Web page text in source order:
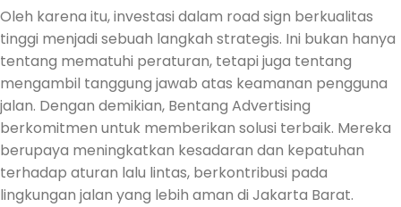
Oleh karena itu, investasi dalam road sign berkualitas
tinggi menjadi sebuah langkah strategis. Ini bukan hanya
tentang mematuhi peraturan, tetapi juga tentang
mengambil tanggung jawab atas keamanan pengguna
jalan. Dengan demikian, Bentang Advertising
berkomitmen untuk memberikan solusi terbaik. Mereka
berupaya meningkatkan kesadaran dan kepatuhan
terhadap aturan lalu lintas, berkontribusi pada
lingkungan jalan yang lebih aman di Jakarta Barat.